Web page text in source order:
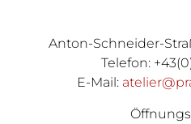
Anton-Schneider-
Telefon:
E-Mail: